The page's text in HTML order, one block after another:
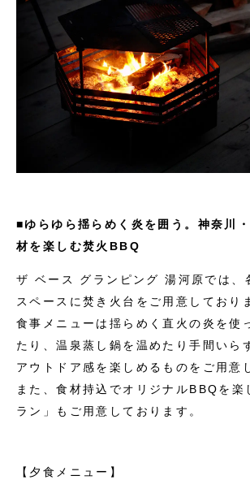
■ゆらゆら揺らめく炎を囲う。神奈川
材を楽しむ焚火BBQ
ザ ベース グランピング 湯河原では、
スペースに焚き火台をご用意しており
食事メニューは揺らめく直火の炎を使
たり、温泉蒸し鍋を温めたり手間いら
アウトドア感を楽しめるものをご用意
また、食材持込でオリジナルBBQを楽
ラン」もご用意しております。
【夕食メニュー】